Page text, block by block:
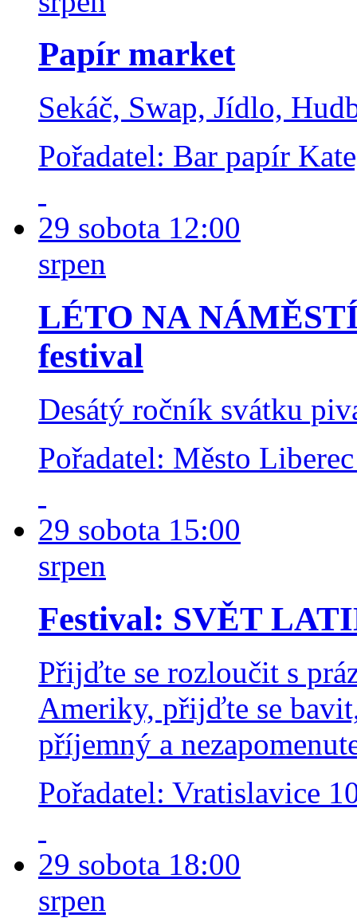
Papír market
Sekáč, Swap, Jídlo,
Pořadatel: Bar papír
29 sobota 12:00
srpen
LÉTO NA
festival
Desátý ročník svátku
Pořadatel: Město Liberec
29 sobota 15:00
srpen
Festival: SVĚT
Přijďte se rozloučit s
Ameriky, přijďte se
příjemný a
Pořadatel: Vratislavice
29 sobota 18:00
srpen